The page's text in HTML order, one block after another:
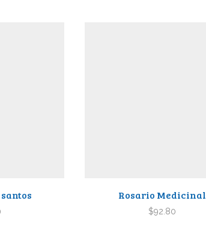
Rosario Medicinal
$92.80